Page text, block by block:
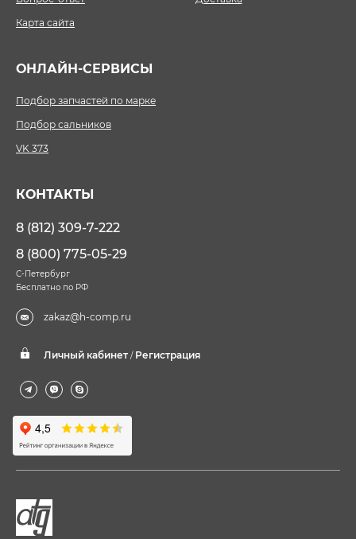
Карта сайта
ОНЛАЙН-СЕРВИСЫ
Подбор запчастей по марке
Подбор сальников
VK 373
КОНТАКТЫ
8 (812) 309-7-222
8 (800) 775-05-29
С-Петербург
Бесплатно по РФ
zakaz@h-comp.ru
Личный кабинет / Регистрация